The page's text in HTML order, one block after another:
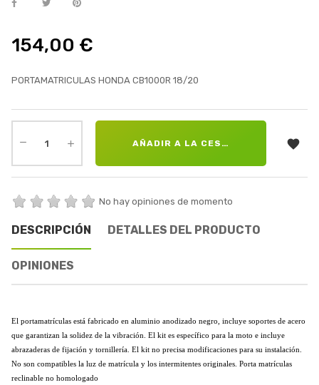
154,00 €
PORTAMATRICULAS HONDA CB1000R 18/20
AÑADIR A LA CESTA 
No hay opiniones de momento
DESCRIPCIÓN DETALLES DEL PRODUCTO
OPINIONES
El portamatrículas está fabricado en aluminio anodizado negro, incluye soportes de acero
que garantizan la solidez de la vibración. El kit es específico para la moto e incluye
abrazaderas de fijación y tornillería. El kit no precisa modificaciones para su instalación.
No son compatibles la luz de matrícula y los intermitentes originales. Porta matrículas
reclinable no homologado